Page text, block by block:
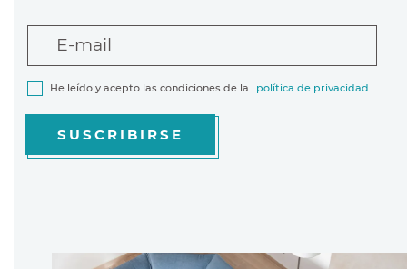
E-mail
He leído y acepto las condiciones de la política de privacidad
SUSCRIBIRSE